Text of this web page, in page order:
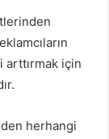
arttırmak için
herhangi